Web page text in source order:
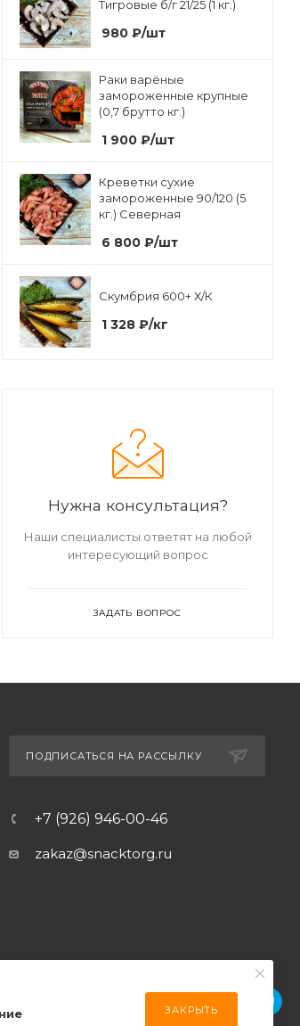
Тигровые б/г 21/25 (1 кг.)
980 ₽/шт
Раки варёные
замороженные крупные
(0,7 брутто кг.)
1 900 ₽/шт
Креветки сухие
замороженные 90/120 (5
кг.) Северная
6 800 ₽/шт
Скумбрия 600+ Х/К
1 328 ₽/кг
Нужна консультация?
Наши специалисты ответят на любой
интересующий вопрос
ЗАДАТЬ ВОПРОС
ПОДПИСАТЬСЯ НА РАССЫЛКУ
+7 (926) 946-00-46
zakaz@snacktorg.ru
ЗАКРЫТЬ